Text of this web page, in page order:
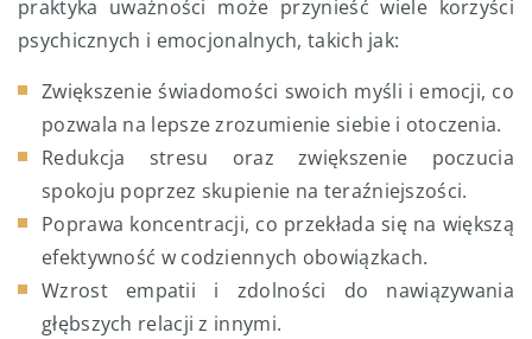
praktyka uważności może przynieść wiele korzyści
psychicznych i emocjonalnych, takich jak:
Zwiększenie świadomości swoich myśli i emocji, co
pozwala na lepsze zrozumienie siebie i otoczenia.
Redukcja stresu oraz zwiększenie poczucia
spokoju poprzez skupienie na teraźniejszości.
Poprawa koncentracji, co przekłada się na większą
efektywność w codziennych obowiązkach.
Wzrost empatii i zdolności do nawiązywania
głębszych relacji z innymi.